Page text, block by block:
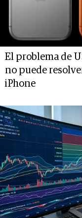
El problema de
no puede
iPhone